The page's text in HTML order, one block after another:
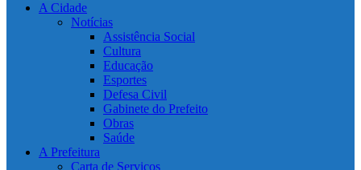
A Cidade
Notícias
Assistência Social
Cultura
Educação
Esportes
Defesa Civil
Gabinete do Prefeito
Obras
Saúde
A Prefeitura
Carta de Serviços